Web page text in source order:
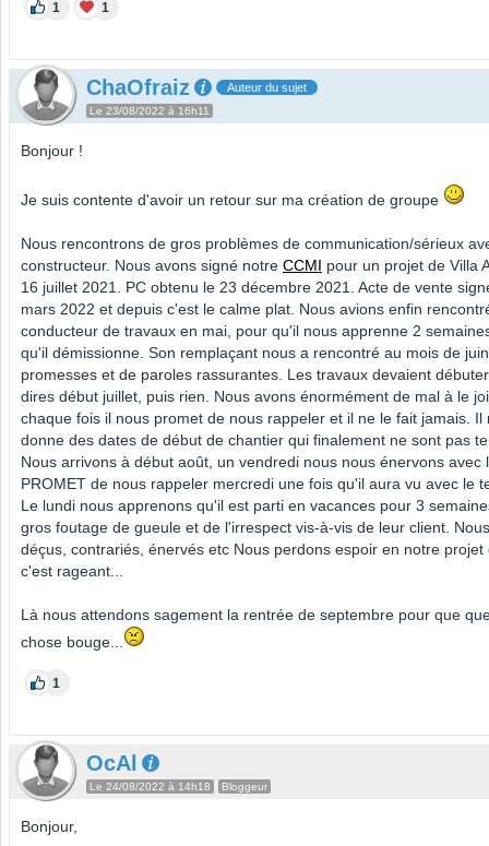
1 1
ChaOfraiz Auteur du sujet
Le 23/08/2022 à 16h11
Bonjour !
Je suis contente d'avoir un retour sur ma création de groupe
Nous rencontrons de gros problèmes de communication/sérieux
constructeur. Nous avons signé notre CCMI pour un projet de Villa
16 juillet 2021. PC obtenu le 23 décembre 2021. Acte de vente
mars 2022 et depuis c'est le calme plat. Nous avions enfin
conducteur de travaux en mai, pour qu'il nous apprenne 2
qu'il démissionne. Son remplaçant nous a rencontré au mois de
promesses et de paroles rassurantes. Les travaux devaient
dires début juillet, puis rien. Nous avons énormément de mal à le
chaque fois il nous promet de nous rappeler et il ne le fait jamais. Il
donne des dates de début de chantier qui finalement ne sont pas
Nous arrivons à début août, un vendredi nous nous énervons avec
PROMET de nous rappeler mercredi une fois qu'il aura vu avec le
Le lundi nous apprenons qu'il est parti en vacances pour 3
gros foutage de gueule et de l'irrespect vis-à-vis de leur client.
déçus, contrariés, énervés etc Nous perdons espoir en notre projet
c'est rageant...
Là nous attendons sagement la rentrée de septembre pour que
chose bouge...
1
OcAl
Le 24/08/2022 à 14h18 Bloggeur
Bonjour,